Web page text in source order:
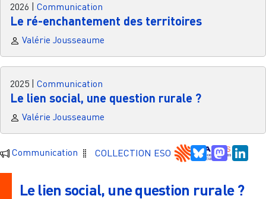
2026 Communication
Le ré-enchantement des territoires
Valérie Jousseaume
2025 Communication
Le lien social, une question rurale ?
Valérie Jousseaume
Communication COLLECTION ESO Bluesky
Le lien social, une question rurale ?